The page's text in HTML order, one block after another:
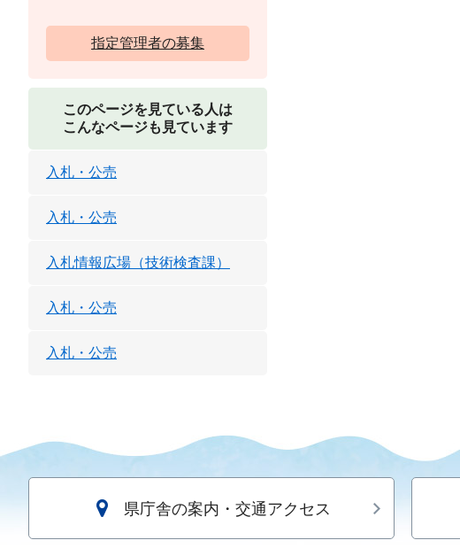
指定管理者の募集
このページを見ている人は
こんなページも見ています
入札・公売
入札・公売
入札情報広場（技術検査課）
入札・公売
入札・公売
県庁舎の案内・交通アクセス